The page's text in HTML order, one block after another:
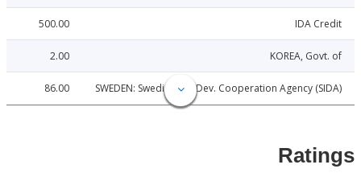
IDA
KOREA,
SWEDEN: Swedish Intl. Dev. Cooperation Agency
86.00